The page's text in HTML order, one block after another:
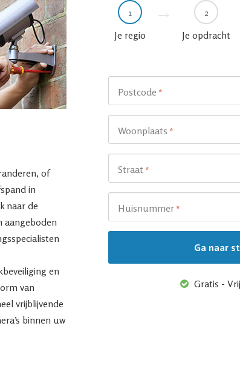
of
in
naar de
aangeboden
en
van
vrijblijvende
binnen uw
1
Je regio
2
Je opdracht
Postcode *
Woonplaats *
Straat *
Huisnummer *
Gratis -